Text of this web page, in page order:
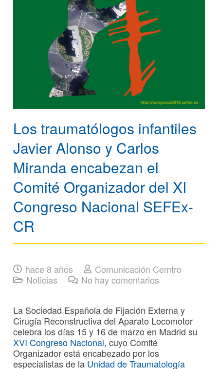
Los traumatólogos infantiles
Javier Alonso y Carlos
Miranda encabezan el
Comité Organizador del XI
Congreso Nacional SEFEx-
CR
hace 8 años
Comunicación Cemtro
Noticias
No hay comentarios
La Sociedad Española de Fijación Externa y
Cirugía Reconstructiva del Aparato Locomotor
celebra los días 15 y 16 de marzo en Madrid su
XVI Congreso Nacional, cuyo Comité
Organizador está encabezado por los
especialistas de la Unidad de Traumatología